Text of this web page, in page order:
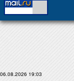
06.08.2026 19:03